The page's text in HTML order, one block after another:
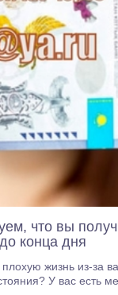
что вы
конца дня
жизнь из-за
У вас есть